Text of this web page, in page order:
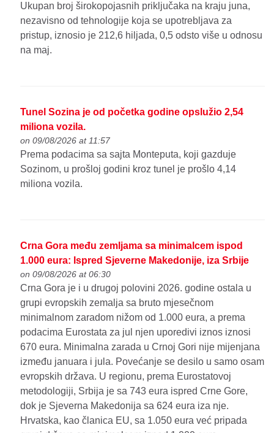
Ukupan broj širokopojasnih priključaka na kraju juna,
nezavisno od tehnologije koja se upotrebljava za
pristup, iznosio je 212,6 hiljada, 0,5 odsto više u odnosu
na maj.
Tunel Sozina je od početka godine opslužio 2,54
miliona vozila.
on 09/08/2026 at 11:57
Prema podacima sa sajta Monteputa, koji gazduje
Sozinom, u prošloj godini kroz tunel je prošlo 4,14
miliona vozila.
Crna Gora među zemljama sa minimalcem ispod
1.000 eura: Ispred Sjeverne Makedonije, iza Srbije
on 09/08/2026 at 06:30
Crna Gora je i u drugoj polovini 2026. godine ostala u
grupi evropskih zemalja sa bruto mjesečnom
minimalnom zaradom nižom od 1.000 eura, a prema
podacima Eurostata za jul njen uporedivi iznos iznosi
670 eura. Minimalna zarada u Crnoj Gori nije mijenjana
između januara i jula. Povećanje se desilo u samo osam
evropskih država. U regionu, prema Eurostatovoj
metodologiji, Srbija je sa 743 eura ispred Crne Gore,
dok je Sjeverna Makedonija sa 624 eura iza nje.
Hrvatska, kao članica EU, sa 1.050 eura već pripada